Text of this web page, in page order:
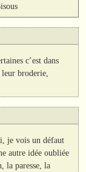
c’est dans
broderie,
je vois un défaut
autre idée oubliée
paresse, la